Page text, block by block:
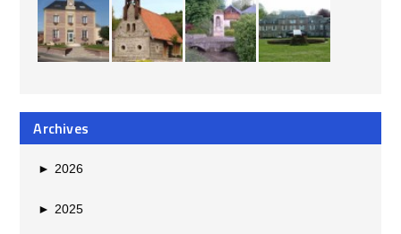
Archives
► 2026
► 2025